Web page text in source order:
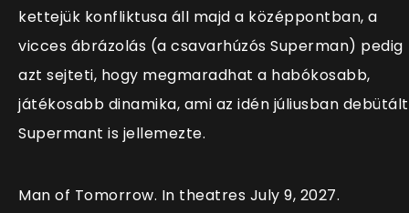
kettejük konfliktusa áll majd a középpontban, a
vicces ábrázolás (a csavarhúzós Superman) pedig
azt sejteti, hogy megmaradhat a habókosabb,
játékosabb dinamika, ami az idén júliusban debütált
Supermant is jellemezte.
Man of Tomorrow. In theatres July 9, 2027.